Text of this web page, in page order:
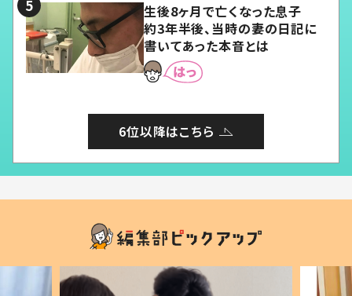
生後8ヶ月で亡くなった息子
約3年半後、当時の妻の日記に
書いてあった本音とは
6位以降はこちら